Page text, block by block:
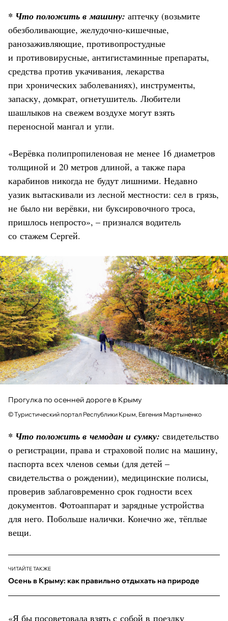
* Что положить в машину: аптечку (возьмите
обезболивающие, желудочно-кишечные,
ранозаживляющие, противопростудные
и противовирусные, антигистаминные препараты,
средства против укачивания, лекарства
при хронических заболеваниях), инструменты,
запаску, домкрат, огнетушитель. Любители
шашлыков на свежем воздухе могут взять
переносной мангал и угли.
«Верёвка полипропиленовая не менее 16 диаметров
толщиной и 20 метров длиной, а также пара
карабинов никогда не будут лишними. Недавно
уазик вытаскивали из лесной местности: сел в грязь,
не было ни верёвки, ни буксировочного троса,
пришлось непросто», – признался водитель
со стажем Сергей.
Прогулка по осенней дороге в Крыму
© Туристический портал Республики Крым, Евгения Мартыненко
* Что положить в чемодан и сумку: свидетельство
о регистрации, права и страховой полис на машину,
паспорта всех членов семьи (для детей –
свидетельства о рождении), медицинские полисы,
проверив заблаговременно срок годности всех
документов. Фотоаппарат и зарядные устройства
для него. Побольше налички. Конечно же, тёплые
вещи.
ЧИТАЙТЕ ТАКЖЕ
Осень в Крыму: как правильно отдыхать на природе
«Я бы посоветовала взять с собой в поездку